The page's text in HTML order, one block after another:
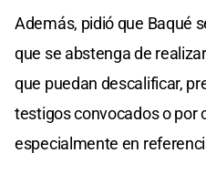
Además, pidió que Baqué
que se abstenga de
que puedan descalificar,
testigos convocados o por
especialmente en